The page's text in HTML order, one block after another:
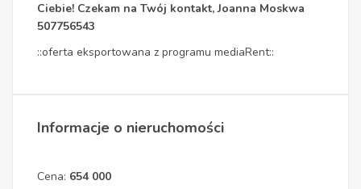
Ciebie! Czekam na Twój kontakt, Joanna Moskwa
507756543
::oferta eksportowana z programu mediaRent::
Informacje o nieruchomości
Cena: 654 000